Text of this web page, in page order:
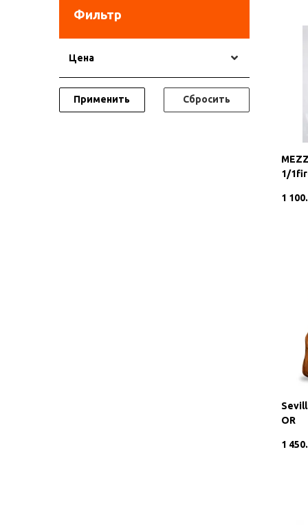
Фильтр
Цена
Применить Сбросить
1/
1
OR
1